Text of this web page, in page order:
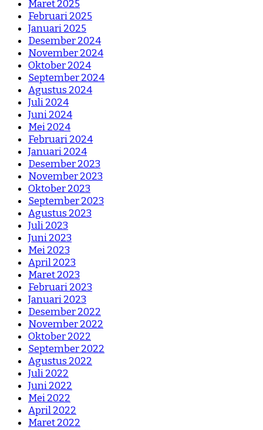
Maret 2025
Februari 2025
Januari 2025
Desember 2024
November 2024
Oktober 2024
September 2024
Agustus 2024
Juli 2024
Juni 2024
Mei 2024
Februari 2024
Januari 2024
Desember 2023
November 2023
Oktober 2023
September 2023
Agustus 2023
Juli 2023
Juni 2023
Mei 2023
April 2023
Maret 2023
Februari 2023
Januari 2023
Desember 2022
November 2022
Oktober 2022
September 2022
Agustus 2022
Juli 2022
Juni 2022
Mei 2022
April 2022
Maret 2022